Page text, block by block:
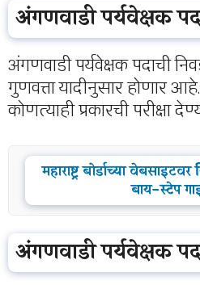
अंगणवाडी पर्यवेक्षक पद
अंगणवाडी पर्यवेक्षक पदाची
गुणवत्ता यादीनुसार होणार
कोणत्याही प्रकारची परीक्षा
महाराष्ट्र बोर्डाच्या
बाय-स्टेप
अंगणवाडी पर्यवेक्षक